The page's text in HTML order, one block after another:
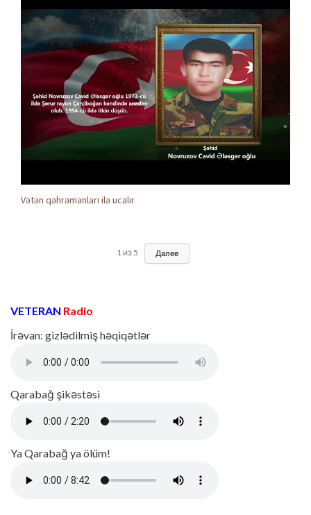
Vətən qəhrəmanları ilə ucalır
1 из 5 Далее
VETERAN Radio
İrəvan: gizlədilmiş həqiqətlər
Qarabağ şikəstəsi
Ya Qarabağ ya ölüm!